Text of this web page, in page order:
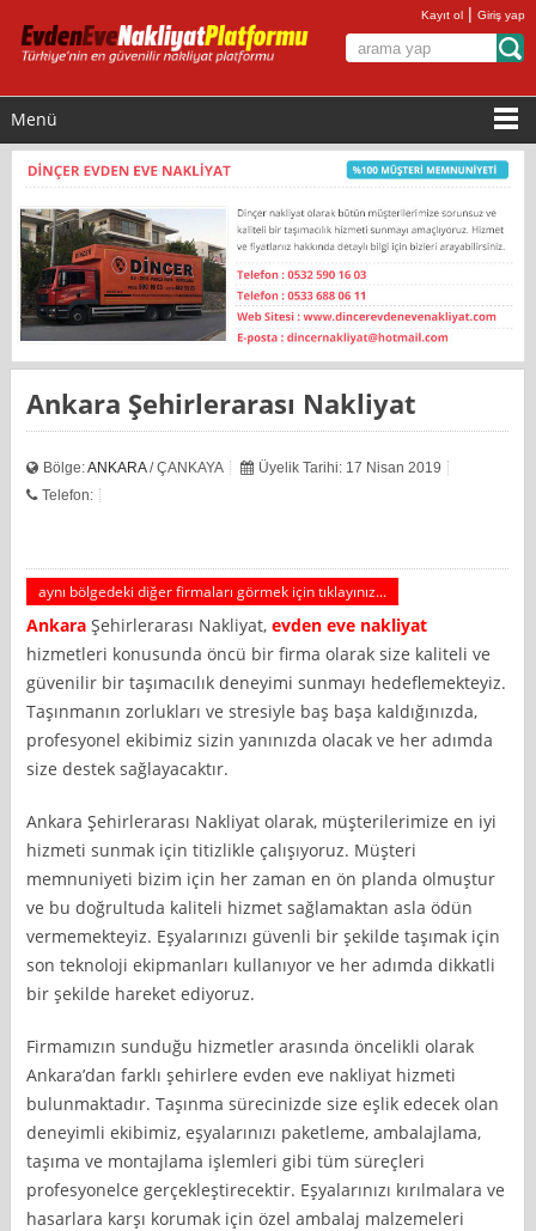
Kayıt ol |Giriş yap
Menü
Ankara Şehirlerarası Nakliyat
Bölge:ANKARA/ ÇANKAYA
Üyelik Tarihi: 17 Nisan 2019
Telefon:
aynı bölgedeki diğer firmaları görmek için tıklayınız...
Ankara Şehirlerarası Nakliyat,evden eve nakliyat
hizmetleri konusunda öncü bir firma olarak size kaliteli ve
güvenilir bir taşımacılık deneyimi sunmayı hedeflemekteyiz.
Taşınmanın zorlukları ve stresiyle baş başa kaldığınızda,
profesyonel ekibimiz sizin yanınızda olacak ve her adımda
size destek sağlayacaktır.
Ankara Şehirlerarası Nakliyat olarak, müşterilerimize en iyi
hizmeti sunmak için titizlikle çalışıyoruz. Müşteri
memnuniyeti bizim için her zaman en ön planda olmuştur
ve bu doğrultuda kaliteli hizmet sağlamaktan asla ödün
vermemekteyiz. Eşyalarınızı güvenli bir şekilde taşımak için
son teknoloji ekipmanları kullanıyor ve her adımda dikkatli
bir şekilde hareket ediyoruz.
Firmamızın sunduğu hizmetler arasında öncelikli olarak
Ankara’dan farklı şehirlere evden eve nakliyat hizmeti
bulunmaktadır. Taşınma sürecinizde size eşlik edecek olan
deneyimli ekibimiz, eşyalarınızı paketleme, ambalajlama,
taşıma ve montajlama işlemleri gibi tüm süreçleri
profesyonelce gerçekleştirecektir. Eşyalarınızı kırılmalara ve
hasarlara karşı korumak için özel ambalaj malzemeleri